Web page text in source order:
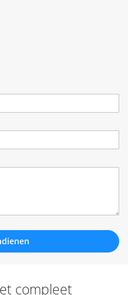
compleet